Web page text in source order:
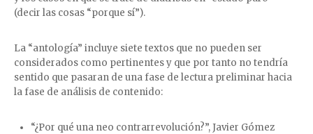
(decir las cosas “porque sí”).
La “antología” incluye siete textos que no pueden ser
considerados como pertinentes y que por tanto no tendría
sentido que pasaran de una fase de lectura preliminar hacia
la fase de análisis de contenido:
“¿Por qué una neo contrarrevolución?”, Javier Gómez